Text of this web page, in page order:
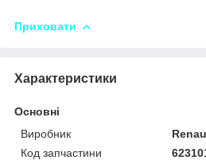
Приховати
Характеристики
Основні
Виробник
Код запчастини